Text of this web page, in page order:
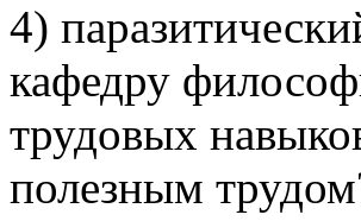
4)
кафедру
трудовых
полезным